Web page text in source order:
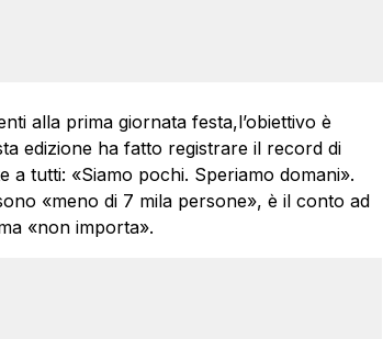
alla prima giornata festa,l’obiettivo è
edizione ha fatto registrare il record di
a tutti: «Siamo pochi. Speriamo domani».
«meno di 7 mila persone», è il conto ad
«non importa».